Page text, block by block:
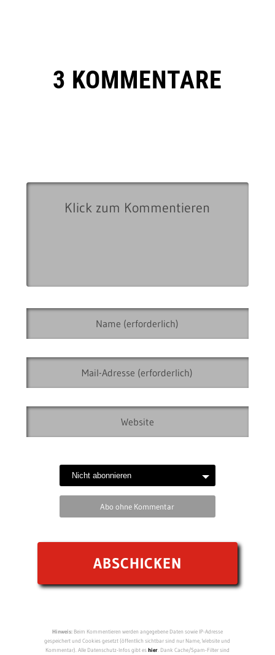
3 KOMMENTARE
Abo ohne Kommentar
Hinweis:Beim Kommentieren werden angegebene Daten sowie IP-Adresse
gespeichert und Cookies gesetzt (öffentlich sichtbar sind nur Name, Website und
Kommentar). Alle Datenschutz-Infos gibt eshier. Dank Cache/Spam-Filter sind